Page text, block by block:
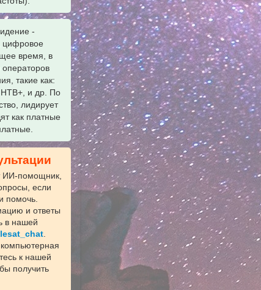
-
цифровое
время, в
операторов
такие как:
НТВ+, и др. По
лидирует
как платные
ИИ‑помощник,
если
помочь.
и ответы
в нашей
.
к нашей
получить